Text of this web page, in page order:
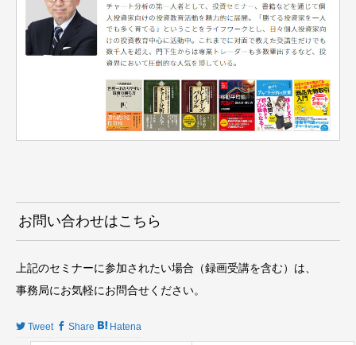
お問い合わせはこちら
上記のセミナーに参加されたい場合（録画受講を含む）は、
事務局にお気軽にお問合せください。
Tweet Share Hatena